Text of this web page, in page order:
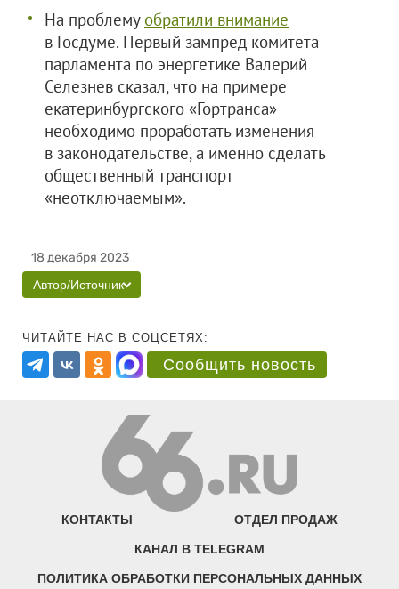
На проблему обратили внимание
в Госдуме. Первый зампред комитета
парламента по энергетике Валерий
Селезнев сказал, что на примере
екатеринбургского «Гортранса»
необходимо проработать изменения
в законодательстве, а именно сделать
общественный транспорт
«неотключаемым».
18 декабря 2023
Автор/Источник
ЧИТАЙТЕ НАС В СОЦСЕТЯХ:
Сообщить новость
КОНТАКТЫ ОТДЕЛ ПРОДАЖ
КАНАЛ В TELEGRAM
ПОЛИТИКА ОБРАБОТКИ ПЕРСОНАЛЬНЫХ ДАННЫХ